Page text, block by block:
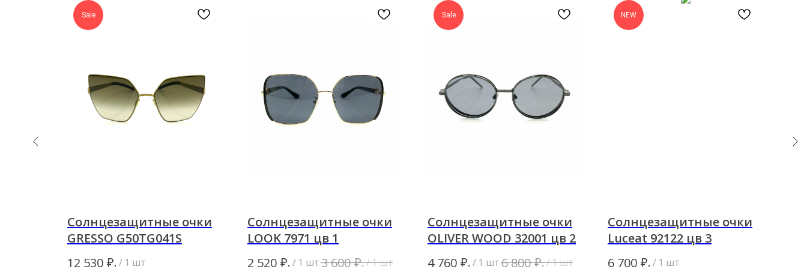
Sale
Солнцезащитные очки
GRESSO G50TG041S
12 530 ₽. / 1 шт
Солнцезащитные очки
LOOK 7971 цв 1
2 520 ₽. / 1 шт3 600 ₽./1 шт
Sale
Солнцезащитные очки
OLIVER WOOD 32001 цв 2
4 760 ₽. / 1 шт6 800 ₽./1 шт
NEW
Солнцезащитные очки
Luceat 92122 цв 3
6 700 ₽. / 1 шт